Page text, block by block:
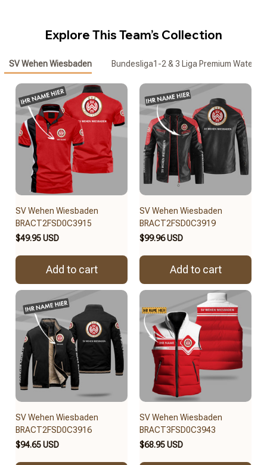
Explore This Team’s Collection
SV Wehen Wiesbaden Bundesliga1-2 & 3 Liga Premium
SV Wehen Wiesbaden
BRACT2FSD0C3915
$49.95 USD
Add to cart
SV Wehen Wiesbaden
BRACT2FSD0C3919
$99.96 USD
Add to cart
SV Wehen Wiesbaden
BRACT2FSD0C3916
$94.65 USD
SV Wehen Wiesbaden
BRACT3FSD0C3943
$68.95 USD